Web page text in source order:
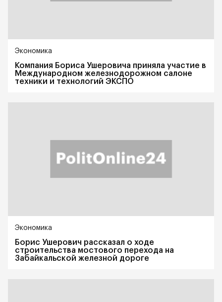
Экономика
Компания Бориса Ушеровича приняла участие в
Международном железнодорожном салоне
техники и технологий ЭКСПО
Экономика
Борис Ушерович рассказал о ходе
строительства мостового перехода на
Забайкальской железной дороге